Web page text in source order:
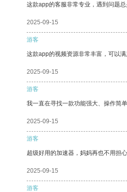
这款app的客服非常专业，遇到问题
2025-09-15
游客
这款app的视频资源非常丰富，可以满
2025-09-15
游客
我一直在寻找一款功能强大、操作简
2025-09-15
游客
超级好用的加速器，妈妈再也不用担
2025-09-15
游客